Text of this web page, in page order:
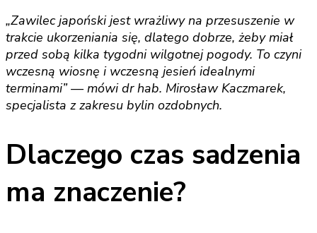
„Zawilec japoński jest wrażliwy na przesuszenie w
trakcie ukorzeniania się, dlatego dobrze, żeby miał
przed sobą kilka tygodni wilgotnej pogody. To czyni
wczesną wiosnę i wczesną jesień idealnymi
terminami” — mówi dr hab. Mirosław Kaczmarek,
specjalista z zakresu bylin ozdobnych.
Dlaczego czas sadzenia
ma znaczenie?